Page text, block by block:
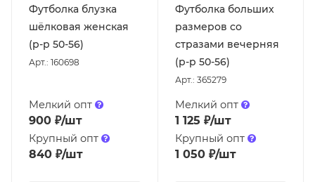
Футболка блузка
шёлковая женская
(р-р 50-56)
Арт.: 160698
Мелкий опт
900 ₽/шт
Крупный опт
840 ₽/шт
Футболка больших
размеров со
стразами вечерняя
(р-р 50-56)
Арт.: 365279
Мелкий опт
1 125 ₽/шт
Крупный опт
1 050₽/шт